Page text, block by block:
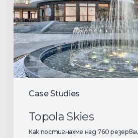
Case Studies
Topola Skies
Как постигнахме над 760